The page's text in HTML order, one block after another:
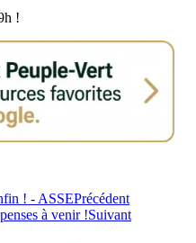
!
! - ASSEPrécédent
à venir !Suivant